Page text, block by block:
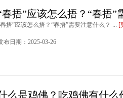
春捂”应该怎么捂？“春捂”
捂”应该怎么捂？“春捂”需要注意什么？ ... [
布日期：2025-03-26
么是鸡佛？吃鸡佛有什么